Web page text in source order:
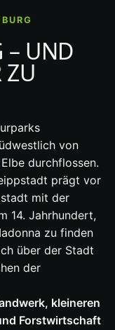
– UND
ZU
von
durchflossen.
prägt vor
mit der
14. Jahrhundert,
zu finden
über der Stadt
der
kleineren
Forstwirtschaft